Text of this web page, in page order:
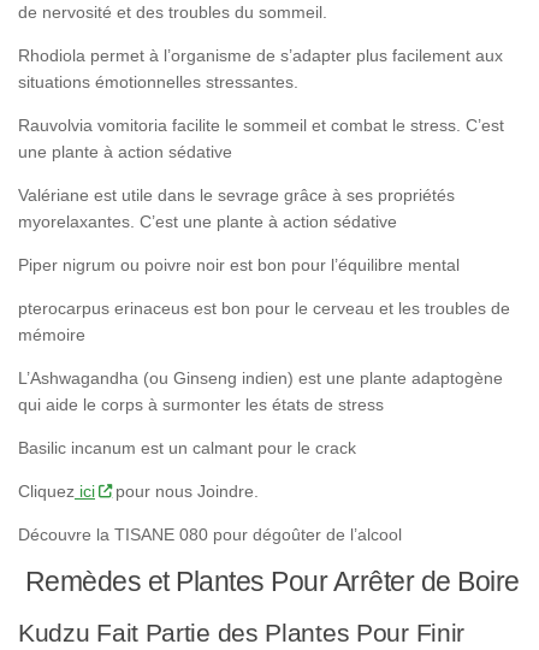
de nervosité et des troubles du sommeil.
Rhodiola permet à l’organisme de s’adapter plus facilement aux
situations émotionnelles stressantes.
Rauvolvia vomitoria facilite le sommeil et combat le stress. C’est
une plante à action sédative
Valériane est utile dans le sevrage grâce à ses propriétés
myorelaxantes. C’est une plante à action sédative
Piper nigrum ou poivre noir est bon pour l’équilibre mental
pterocarpus erinaceus est bon pour le cerveau et les troubles de
mémoire
L’Ashwagandha (ou Ginseng indien) est une plante adaptogène
qui aide le corps à surmonter les états de stress
Basilic incanum est un calmant pour le crack
Cliquez ici pour nous Joindre.
Découvre la TISANE 080 pour dégoûter de l’alcool
Remèdes et Plantes Pour Arrêter de Boire
Kudzu Fait Partie des Plantes Pour Finir